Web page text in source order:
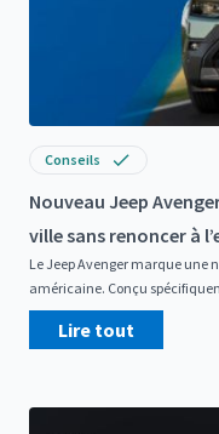
Conseils
Nouveau Jeep
ville sans renoncer à
Le Jeep Avenger marque une
américaine. Conçu
Lire tout